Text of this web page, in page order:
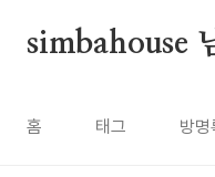
simbahouse
홈 태그 방명